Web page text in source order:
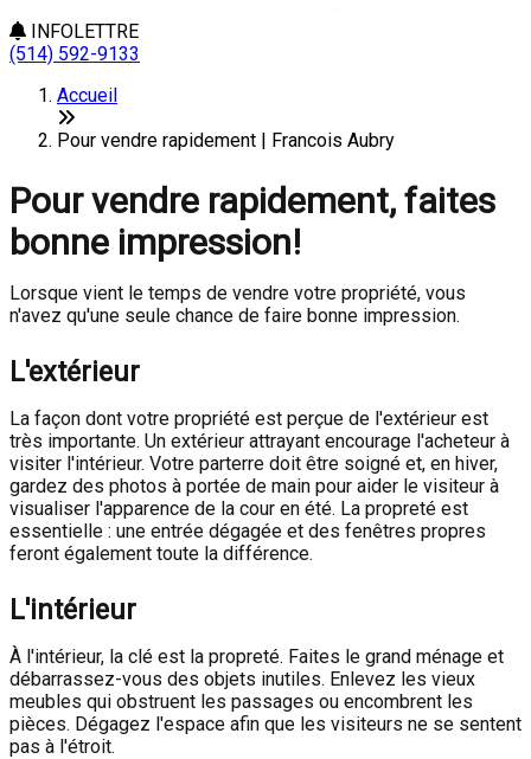
INFOLETTRE
(514) 592-9133
Accueil
Pour vendre rapidement | Francois Aubry
Pour vendre rapidement, faites
bonne impression!
Lorsque vient le temps de vendre votre propriété, vous
n'avez qu'une seule chance de faire bonne impression.
L'extérieur
La façon dont votre propriété est perçue de l'extérieur est
très importante. Un extérieur attrayant encourage l'acheteur à
visiter l'intérieur. Votre parterre doit être soigné et, en hiver,
gardez des photos à portée de main pour aider le visiteur à
visualiser l'apparence de la cour en été. La propreté est
essentielle : une entrée dégagée et des fenêtres propres
feront également toute la différence.
L'intérieur
À l'intérieur, la clé est la propreté. Faites le grand ménage et
débarrassez-vous des objets inutiles. Enlevez les vieux
meubles qui obstruent les passages ou encombrent les
pièces. Dégagez l'espace afin que les visiteurs ne se sentent
pas à l'étroit.